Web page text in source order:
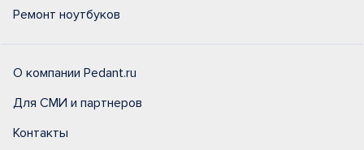
Ремонт ноутбуков
О компании Pedant.ru
Для СМИ и партнеров
Контакты